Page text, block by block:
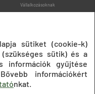
Vállalkozásoknak
Oldaltérkép
sütiket (cookie-k)
sütik) és a
információk gyűjtése
információkért
nkat.